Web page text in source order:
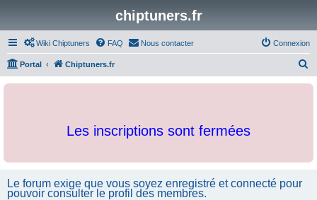
chiptuners.fr
Wiki Chiptuners FAQ Nous contacter Connexion
Portal Chiptuners.fr
c
Les inscriptions sont fermées
Le forum exige que vous soyez enregistré et connecté pour
pouvoir consulter le profil des membres.